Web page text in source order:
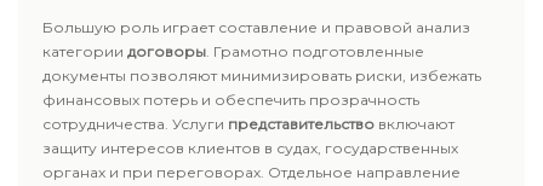
Большую роль играет составление и правовой анализ
категории договоры. Грамотно подготовленные
документы позволяют минимизировать риски, избежать
финансовых потерь и обеспечить прозрачность
сотрудничества. Услуги представительство включают
защиту интересов клиентов в судах, государственных
органах и при переговорах. Отдельное направление